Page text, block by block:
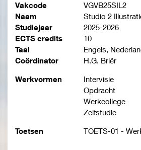
Vakcode
VGVB25SIL2
Naam
Studio 2
Studiejaar
2025-2026
ECTS credits
10
Taal
Engels,
Coördinator
H.G. Briër
Werkvormen
Intervisie
Opdracht
Werkcollege
Zelfstudie
Toetsen TOETS-01 -